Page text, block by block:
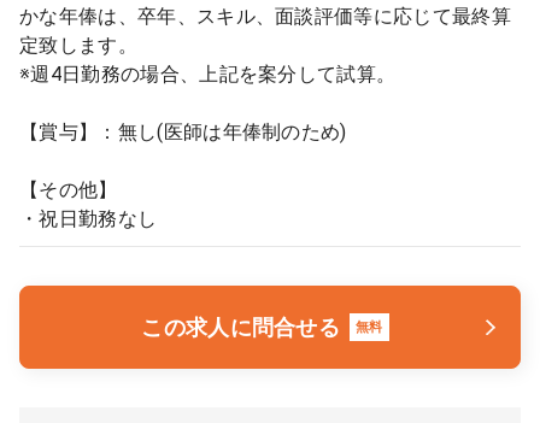
かな年俸は、卒年、スキル、面談評価等に応じて最終算
定致します。
※週4日勤務の場合、上記を案分して試算。
【賞与】：無し(医師は年俸制のため)
【その他】
・祝日勤務なし
この求人に問合せる 無料